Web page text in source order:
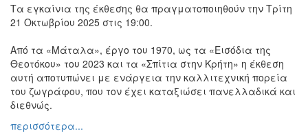
Χορός
Θέατρο
Παζάρι
Ειδών
Συνέδρια
Ημερίδες
-
Διημερίδες
Τα εγκαίνια της έκθεσης θα πραγματοποιηθούν την Τρίτη
21 Οκτωβρίου 2025 στις 19:00.
Από τα «Μάταλα», έργο του 1970, ως τα «Εισόδια της
Θεοτόκου» του 2023 και τα «Σπίτια στην Κρήτη» η έκθεση
αυτή αποτυπώνει με ενάργεια την καλλιτεχνική πορεία
του ζωγράφου, που τον έχει καταξιώσει πανελλαδικά και
διεθνώς.
περισσότερα...